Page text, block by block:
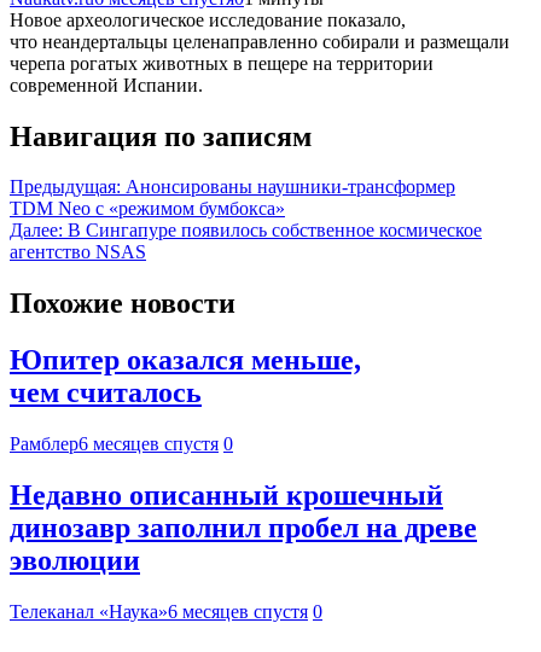
Новое археологическое исследование показало,
что неандертальцы целенаправленно собирали и размещали
черепа рогатых животных в пещере на территории
современной Испании.
Навигация по записям
Предыдущая: Анонсированы наушники-трансформер
TDM Neo с «режимом бумбокса»
Далее: В Сингапуре появилось собственное космическое
агентство NSAS
Похожие новости
Юпитер оказался меньше,
чем считалось
Рамблер6 месяцев спустя 0
Недавно описанный крошечный
динозавр заполнил пробел на древе
эволюции
Телеканал «Наука»6 месяцев спустя 0